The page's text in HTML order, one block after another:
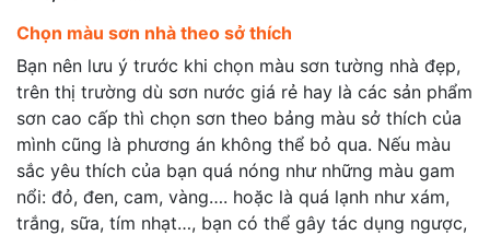
Chọn màu sơn nhà theo sở thích
Bạn nên lưu ý trước khi chọn màu sơn tường nhà đẹp,
trên thị trường dù sơn nước giá rẻ hay là các sản phẩm
sơn cao cấp thì chọn sơn theo bảng màu sở thích của
mình cũng là phương án không thể bỏ qua. Nếu màu
sắc yêu thích của bạn quá nóng như những màu gam
nổi: đỏ, đen, cam, vàng…. hoặc là quá lạnh như xám,
trắng, sữa, tím nhạt…, bạn có thể gây tác dụng ngược,